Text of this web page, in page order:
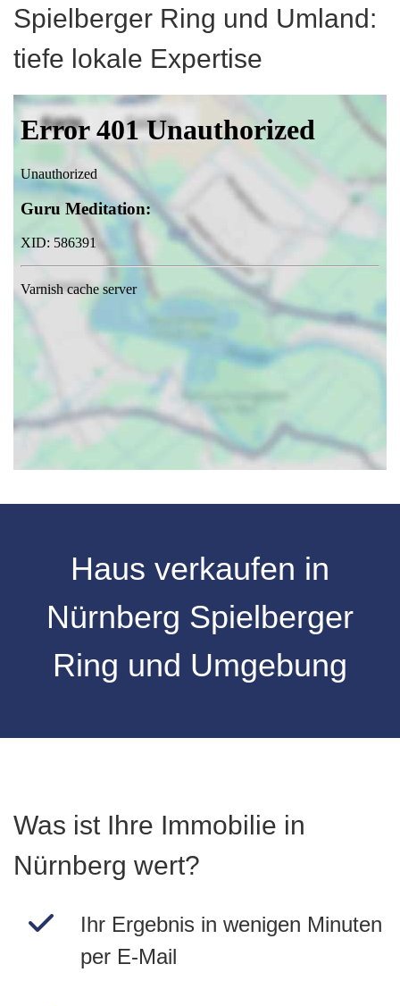
Spielberger Ring und Umland:
tiefe lokale Expertise
Haus verkaufen in
Nürnberg Spielberger
Ring und Umgebung
Was ist Ihre Immobilie in
Nürnberg wert?
Ihr Ergebnis in wenigen Minuten
per E-Mail